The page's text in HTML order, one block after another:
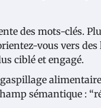
des mots-clés.
vous vers
ciblé et engagé.
sémantique :